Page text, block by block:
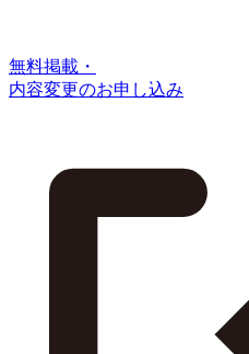
無料掲載・
内容変更のお申し込み